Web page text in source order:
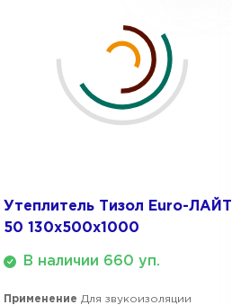
Утеплитель Тизол Euro-ЛАЙТ
50 130х500х1000
В наличии 660 уп.
Применение Для звукоизоляции